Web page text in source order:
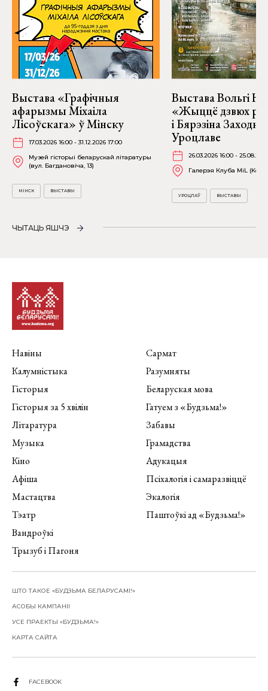
Выстава «Графічныя
афарызмы Міхаіла
Лісоўскага» ў Мінску
17.03.2026 16:00 - 31.12.2026 17:00
Музей гісторыі беларускай літаратуры
(вул. Багдановіча, 13)
МІНСК ВЫСТАВЫ
Выстава Вольгі
«Жыццё дзвюх
і Бярэзіна
Уроцлаве
26.03.2026 16:00 -
Галерэя Клуба MiL
УРОЦЛАЎ ВЫСТАВЫ
ЧЫТАЦЬ ЯШЧЭ
Навіны
Калумністыка
Гісторыя
Гісторыя за 5 хвілін
Літаратура
Музыка
Кіно
Афіша
Мастацтва
Тэатр
Вандроўкі
Трызуб і Пагоня
Сармат
Разумняты
Беларуская мова
Гатуем з «Будзьма!»
Забавы
Грамадства
Адукацыя
Псіхалогія і самаразвіццё
Экалогія
Паштоўкі ад «Будзьма!»
ШТО ТАКОЕ «БУДЗЬМА БЕЛАРУСАМІ!»
АСОБЫ КАМПАНІІ
УСЕ ПРАЕКТЫ «БУДЗЬМА!»
КАРТА САЙТА
FACEBOOK